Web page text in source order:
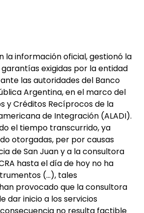
la información oficial, gestionó la
exigidas por la entidad
las autoridades del Banco
Argentina, en el marco del
y Créditos Recíprocos de la
de Integración (ALADI).
el tiempo transcurrido, ya
otorgadas, per por causas
de San Juan y a la consultora
hasta el día de hoy no ha
(…), tales
provocado que la consultora
dar inicio a los servicios